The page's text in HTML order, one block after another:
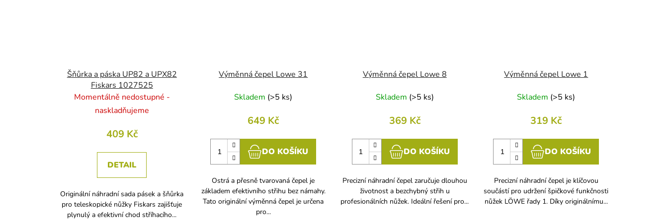
Šňůrka a páska UP82 a UPX82
Fiskars 1027525
Momentálně nedostupné -
naskladňujeme
409 Kč
DETAIL
Originální náhradní sada pásek a šňůrka
pro teleskopické nůžky Fiskars zajišťuje
plynulý a efektivní chod stříhacího...
Výměnná čepel Lowe 31
Skladem (>5 ks)
649 Kč
DO KOŠÍKU
Ostrá a přesně tvarovaná čepel je
základem efektivního střihu bez námahy.
Tato originální výměnná čepel je určena
pro...
Výměnná čepel Lowe 8
Skladem (>5 ks)
369 Kč
DO KOŠÍKU
Precizní náhradní čepel zaručuje dlouhou
životnost a bezchybný střih u
profesionálních nůžek. Ideální řešení pro...
Výměnná čepel Lowe 1
Skladem (>5 ks)
319 Kč
DO KOŠÍKU
Precizní náhradní čepel je klíčovou
součástí pro udržení špičkové funkčnosti
nůžek LÖWE řady 1. Díky originálnímu...